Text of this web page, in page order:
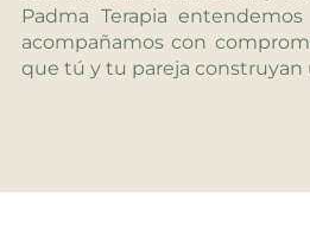
Padma Terapia
acompañamos con
que tú y tu pareja construyan